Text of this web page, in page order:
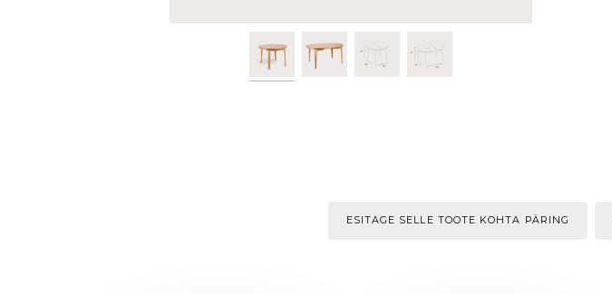
ESITAGE SELLE TOOTE KOHTA PÄRING